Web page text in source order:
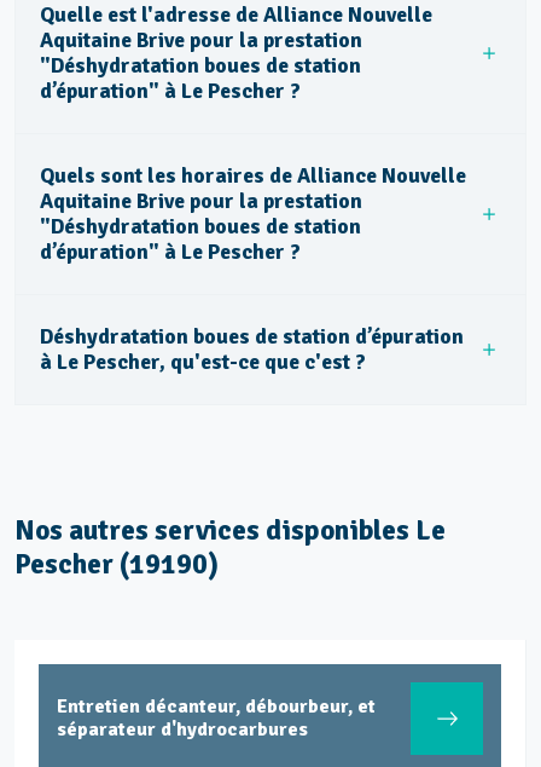
Quelle est l'adresse de Alliance Nouvelle
Aquitaine Brive pour la prestation
"Déshydratation boues de station
d’épuration" à Le Pescher ?
Quels sont les horaires de Alliance Nouvelle
Aquitaine Brive pour la prestation
"Déshydratation boues de station
d’épuration" à Le Pescher ?
Déshydratation boues de station d’épuration
à Le Pescher, qu'est-ce que c'est ?
Nos autres services disponibles Le
Pescher (19190)
Entretien décanteur, débourbeur, et
séparateur d'hydrocarbures